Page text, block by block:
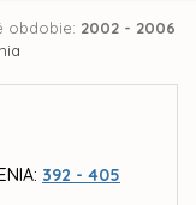
obdobie: 2002 - 2006
392 - 405